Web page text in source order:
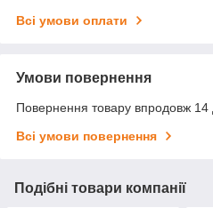
Всі умови оплати
Умови повернення
Повернення товару впродовж 14
Всі умови повернення
Подібні товари компанії